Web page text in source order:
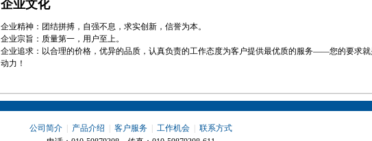
企业文化
企业精神：团结拼搏，自强不息，求实创新，信誉为本。
企业宗旨：质量第一，用户至上。
企业追求：以合理的价格，优异的品质，认真负责的工作态度为客户提供最优质的服务——您的要求就
动力！
公司简介 产品介绍 客户服务 工作机会
联系方式